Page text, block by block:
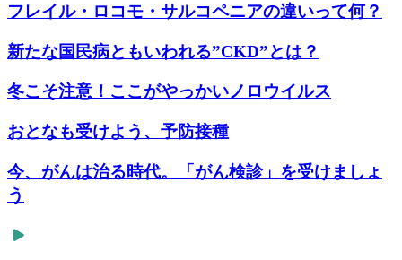
フレイル・ロコモ・サルコペニアの違いって何？
新たな国民病ともいわれる”CKD”とは？
冬こそ注意！ここがやっかいノロウイルス
おとなも受けよう、予防接種
今、がんは治る時代。「がん検診」を受けましょ
う